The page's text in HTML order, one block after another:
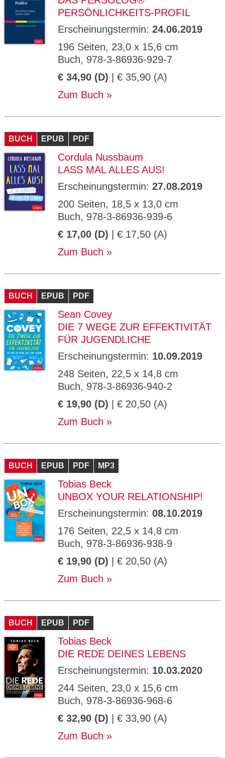
PERSÖNLICHKEITS-PROFIL
Erscheinungstermin: 24.06.2019
196 Seiten, 23,0 x 15,6 cm
Buch, 978-3-86936-929-7
€ 34,90 (D) | € 35,90 (A)
Zum Buch
BUCH EPUB PDF
Cordula Nussbaum
LASS MAL ALLES AUS!
Erscheinungstermin: 27.08.2019
200 Seiten, 18,5 x 13,0 cm
Buch, 978-3-86936-939-6
€ 17,00 (D) | € 17,50 (A)
Zum Buch
BUCH EPUB PDF
Sean Covey
DIE 7 WEGE ZUR EFFEKTIVITÄT
FÜR JUGENDLICHE
Erscheinungstermin: 10.09.2019
248 Seiten, 22,5 x 14,8 cm
Buch, 978-3-86936-940-2
€ 19,90 (D) | € 20,50 (A)
Zum Buch
BUCH EPUB PDF MP3
Tobias Beck
UNBOX YOUR RELATIONSHIP!
Erscheinungstermin: 08.10.2019
176 Seiten, 22,5 x 14,8 cm
Buch, 978-3-86936-938-9
€ 19,90 (D) | € 20,50 (A)
Zum Buch
BUCH EPUB PDF
Tobias Beck
DIE REDE DEINES LEBENS
Erscheinungstermin: 10.03.2020
244 Seiten, 23,0 x 15,6 cm
Buch, 978-3-86936-968-6
€ 32,90 (D) | € 33,90 (A)
Zum Buch